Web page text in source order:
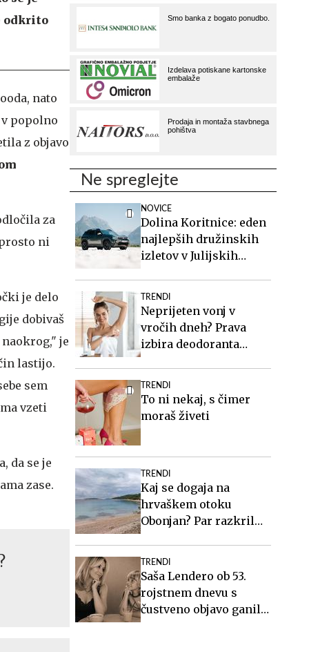
odkrito
nato
v popolno
z objavo
za
ni
je delo
dobivaš
je
lastijo.
sem
vzeti
da se je
zase.
Ne spreglejte
NOVICE
Dolina Koritnice: eden
najlepših družinskih
izletov v Julijskih
TRENDI
Neprijeten vonj v
vročih dneh? Prava
izbira deodoranta
TRENDI
To ni nekaj, s čimer
moraš živeti
TRENDI
Kaj se dogaja na
hrvaškem otoku
Obonjan? Par razkril
dogodku za svingerje.
TRENDI
Saša Lendero ob 53.
rojstnem dnevu s
čustveno objavo ganila